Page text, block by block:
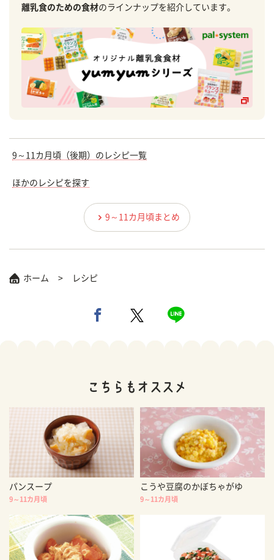
離乳食のための食材のラインナップを紹介しています。
9～11カ月頃（後期）のレシピ一覧
ほかのレシピを探す
9～11カ月頃まとめ
ホーム レシピ
パンスープ
9～11カ月頃
こうや豆腐のかぼちゃがゆ
9～11カ月頃